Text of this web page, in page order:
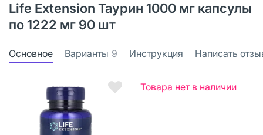
Life Extension Таурин 1000 мг капсулы
по 1222 мг 90 шт
Основное Варианты 9 Инструкция Написать
Товара нет в наличии